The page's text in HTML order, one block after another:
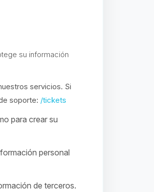
su información
servicios. Si
soporte: /tickets
para crear su
personal
de terceros.